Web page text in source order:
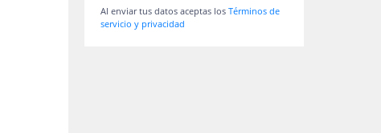
Al enviar tus datos aceptas los Términos de
servicio y privacidad